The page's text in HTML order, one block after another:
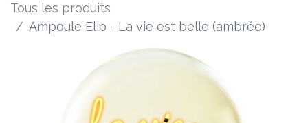
Tous les produits
Ampoule Elio - La vie est belle (ambrée)